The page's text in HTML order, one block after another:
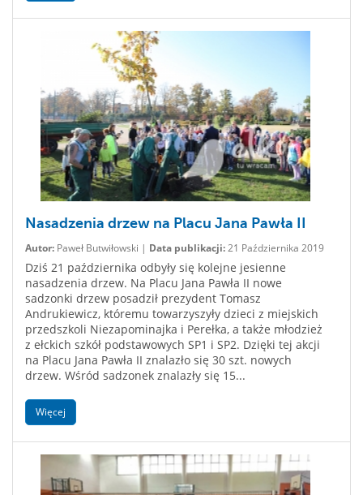
Nasadzenia drzew na Placu Jana Pawła II
Autor: Paweł Butwiłowski | Data publikacji:21 Października 2019
Dziś 21 października odbyły się kolejne jesienne
nasadzenia drzew. Na Placu Jana Pawła II nowe
sadzonki drzew posadził prezydent Tomasz
Andrukiewicz, któremu towarzyszyły dzieci z miejskich
przedszkoli Niezapominajka i Perełka, a także młodzież
z ełckich szkół podstawowych SP1 i SP2. Dzięki tej akcji
na Placu Jana Pawła II znalazło się 30 szt. nowych
drzew. Wśród sadzonek znalazły się 15...
Więcej